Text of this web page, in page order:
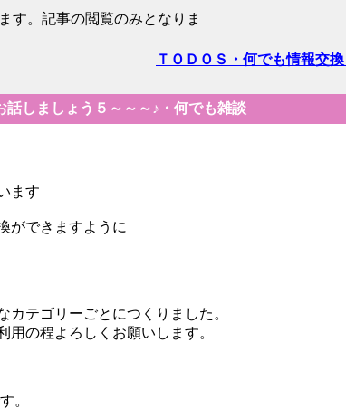
す。記事の閲覧のみとなりま
ＴＯＤＯＳ・何でも情報交
話しましょう５～～～♪・何でも雑談
ます
ができますように
カテゴリーごとにつくりました。
用の程よろしくお願いします。
。